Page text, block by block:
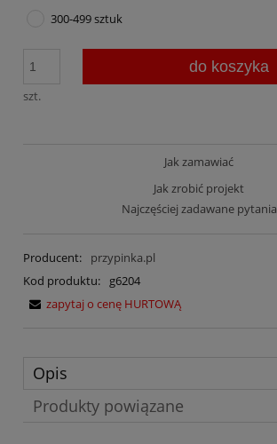
300-499 sztuk
szt.
do koszyka
Jak zamawiać
Jak zrobić projekt
Najczęściej zadawane pytania
Producent:
przypinka.pl
Kod produktu:
g6204
zapytaj o cenę HURTOWĄ
Opis
Produkty powiązane